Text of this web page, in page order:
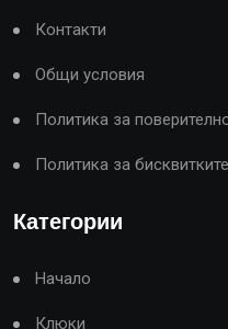
Контакти
Общи условия
Политика за
Политика за бисквитките
Категории
Начало
Клюки